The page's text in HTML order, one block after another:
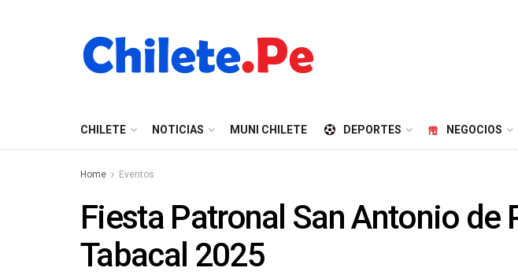
CHILETE NOTICIAS MUNI CHILETE DEPORTES NEGOCIOS
Home Eventos
Fiesta Patronal San Antonio de
Tabacal 2025